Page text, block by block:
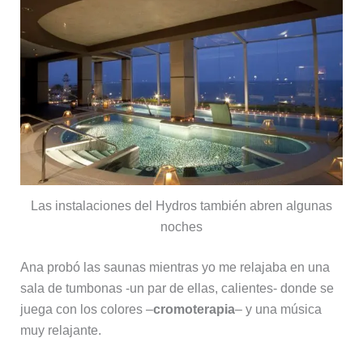
Las instalaciones del Hydros también abren algunas
noches
Ana probó las saunas mientras yo me relajaba en una
sala de tumbonas -un par de ellas, calientes- donde se
juega con los colores –cromoterapia– y una música
muy relajante.